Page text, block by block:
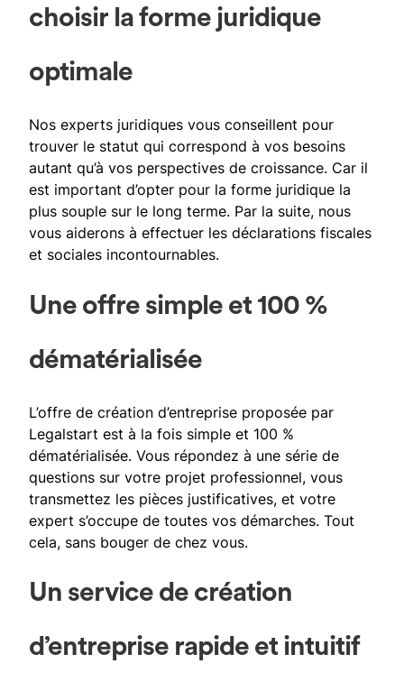
choisir la forme juridique
optimale
Nos experts juridiques vous conseillent pour
trouver le statut qui correspond à vos besoins
autant qu’à vos perspectives de croissance. Car il
est important d’opter pour la forme juridique la
plus souple sur le long terme. Par la suite, nous
vous aiderons à effectuer les déclarations fiscales
et sociales incontournables.
Une offre simple et 100 %
dématérialisée
L’offre de création d’entreprise proposée par
Legalstart est à la fois simple et 100 %
dématérialisée. Vous répondez à une série de
questions sur votre projet professionnel, vous
transmettez les pièces justificatives, et votre
expert s’occupe de toutes vos démarches. Tout
cela, sans bouger de chez vous.
Un service de création
d’entreprise rapide et intuitif